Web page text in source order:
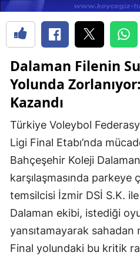
Dalaman Filenin
Yolunda
Kazandı
Türkiye Voleybol
Ligi Final Etabı’nda
Bahçeşehir Koleji
karşılaşmasında parkeye
temsilcisi İzmir DSİ S.K.
Dalaman ekibi, istediği
yansıtamayarak sahadan
Final yolundaki bu kritik